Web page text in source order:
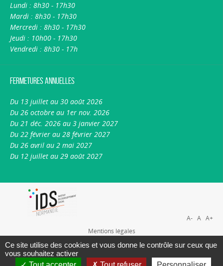
Lundi : 8h30 - 17h30
Mardi : 8h30 - 17h30
Mercredi : 8h30 - 17h30
Jeudi : 10h00 - 17h30
Vendredi : 8h30 - 17h
Fermetures annuelles
Du 13 juillet au 30 août 2026
Du 26 octobre au 1er nov. 2026
Du 21 déc. 2026 au 3 janvier 2027
Du 22 février au 28 février 2027
Du 26 avril au 2 mai 2027
Du 12 juillet au 29 août 2027
Mentions légales
Plan du site
Nous contacter
A- A A+
Ce site utilise des cookies et vous donne le contrôle sur ceux que
vous souhaitez activer